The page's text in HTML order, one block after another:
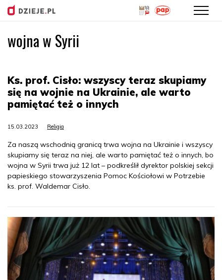
wojna w Syrii
Ks. prof. Cisło: wszyscy teraz skupiamy
się na wojnie na Ukrainie, ale warto
pamiętać też o innych
15.03.2023 Religia
Za naszą wschodnią granicą trwa wojna na Ukrainie i wszyscy
skupiamy się teraz na niej, ale warto pamiętać też o innych, bo
wojna w Syrii trwa już 12 lat – podkreślił dyrektor polskiej sekcji
papieskiego stowarzyszenia Pomoc Kościołowi w Potrzebie
ks. prof. Waldemar Cisło.